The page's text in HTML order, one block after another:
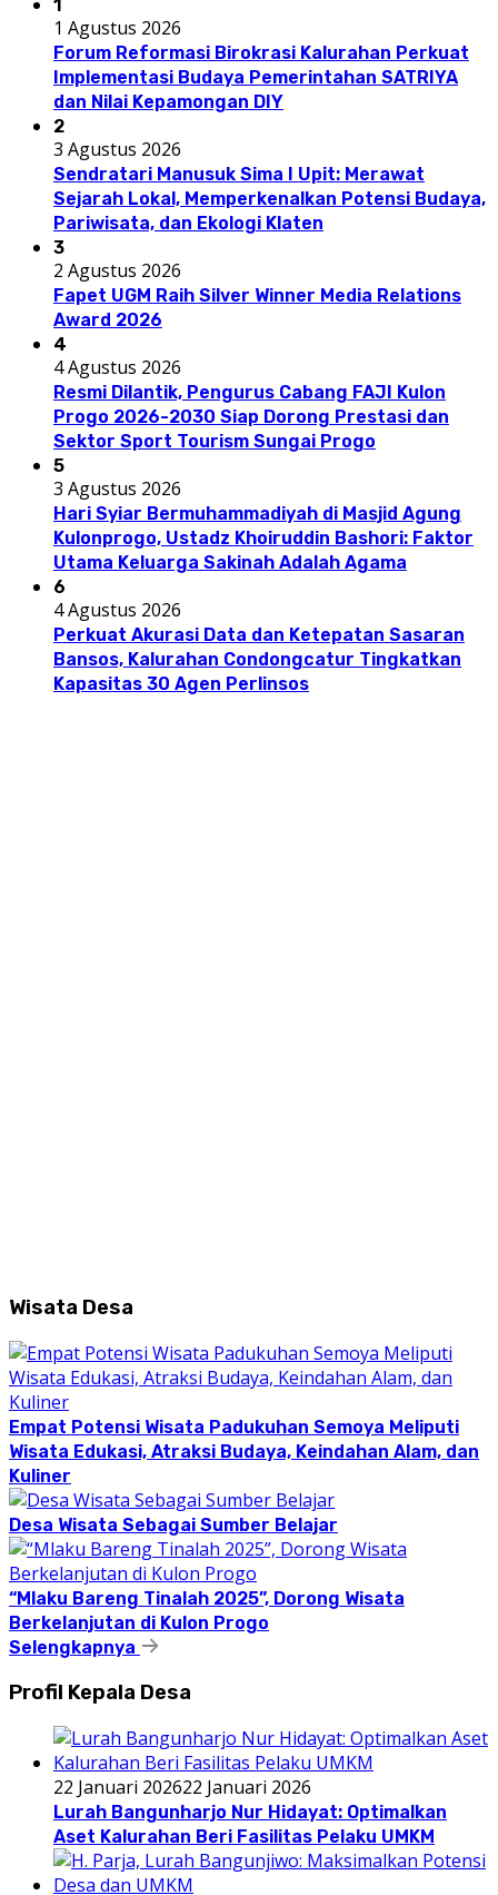
1
1 Agustus 2026
Forum Reformasi Birokrasi Kalurahan Perkuat
Implementasi Budaya Pemerintahan SATRIYA
dan Nilai Kepamongan DIY
2
3 Agustus 2026
Sendratari Manusuk Sima I Upit: Merawat
Sejarah Lokal, Memperkenalkan Potensi Budaya,
Pariwisata, dan Ekologi Klaten
3
2 Agustus 2026
Fapet UGM Raih Silver Winner Media Relations
Award 2026
4
4 Agustus 2026
Resmi Dilantik, Pengurus Cabang FAJI Kulon
Progo 2026-2030 Siap Dorong Prestasi dan
Sektor Sport Tourism Sungai Progo
5
3 Agustus 2026
Hari Syiar Bermuhammadiyah di Masjid Agung
Kulonprogo, Ustadz Khoiruddin Bashori: Faktor
Utama Keluarga Sakinah Adalah Agama
6
4 Agustus 2026
Perkuat Akurasi Data dan Ketepatan Sasaran
Bansos, Kalurahan Condongcatur Tingkatkan
Kapasitas 30 Agen Perlinsos
Wisata Desa
Empat Potensi Wisata Padukuhan Semoya Meliputi
Wisata Edukasi, Atraksi Budaya, Keindahan Alam, dan
Kuliner
Desa Wisata Sebagai Sumber Belajar
“Mlaku Bareng Tinalah 2025”, Dorong Wisata
Berkelanjutan di Kulon Progo
Selengkapnya
Profil Kepala Desa
22 Januari 202622 Januari 2026
Lurah Bangunharjo Nur Hidayat: Optimalkan
Aset Kalurahan Beri Fasilitas Pelaku UMKM